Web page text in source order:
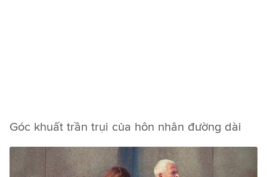
Góc khuất trần trụi của hôn nhân đường dài